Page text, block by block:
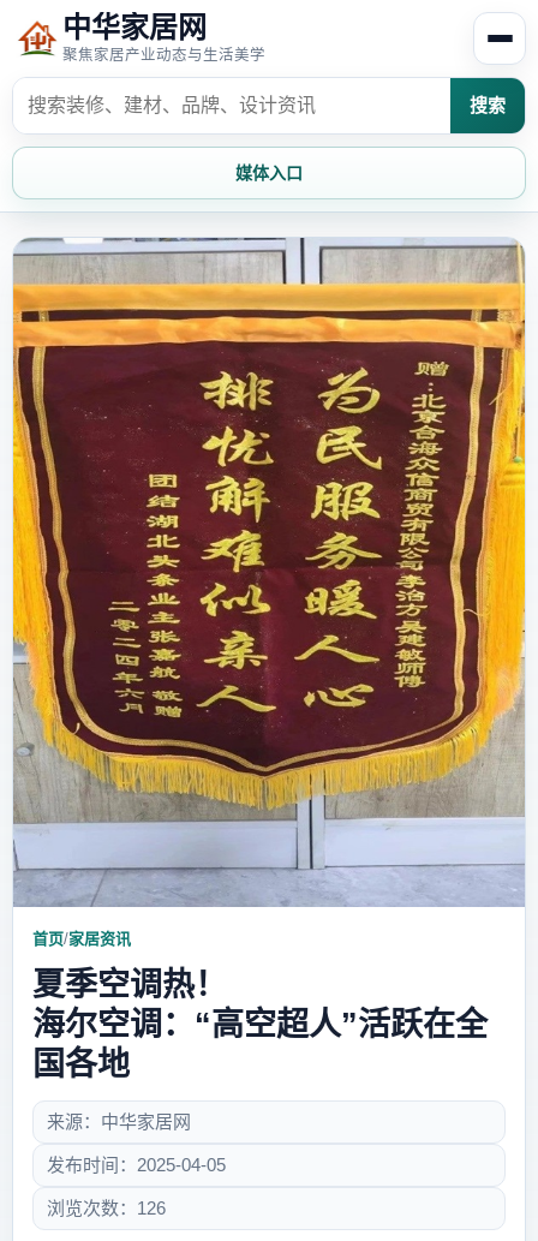
中华家居网
聚焦家居产业动态与生活美学
搜索
媒体入口
首页 家居资讯
家居风水 家居欣赏
装修设计
家具知识 家居文化
家装攻略 创意家居
首页/家居资讯
夏季空调热！
海尔空调：“高空超人”活跃在全
国各地
来源：中华家居网
发布时间：2025-04-05
浏览次数：126